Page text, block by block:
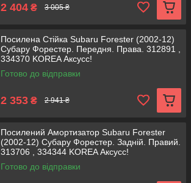
2 404 ₴ 3 005 ₴
Посилена Стійка Subaru Forester (2002-12)
Субару Форестер. Передня. Права. 312891 ,
334370 KOREA Аксусс!
Готово до відправки
2 353 ₴ 2 941 ₴
Посилений Амортизатор Subaru Forester
(2002-12) Субару Форестер. Задній. Правий.
313706 , 334344 KOREA Аксусс!
Готово до відправки